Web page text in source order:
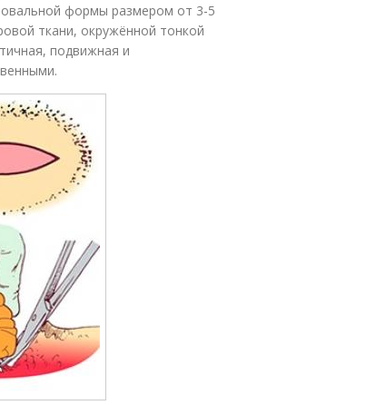
формы размером от 3-5
ткани, окружённой тонкой
подвижная и